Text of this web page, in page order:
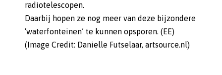
radiotelescopen.
Daarbij hopen ze nog meer van deze bijzondere
‘waterfonteinen’ te kunnen opsporen. (EE)
(Image Credit: Danielle Futselaar, artsource.nl)